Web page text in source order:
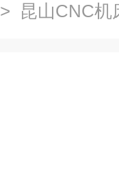
> 昆山CNC机